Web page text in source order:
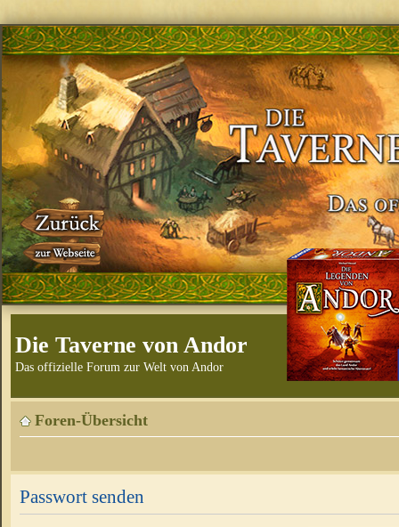
Die Taverne von Andor
Das offizielle Forum zur Welt von Andor
Foren-Übersicht
Passwort senden